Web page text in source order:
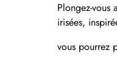
Plongez-
irisées,
vous pourrez